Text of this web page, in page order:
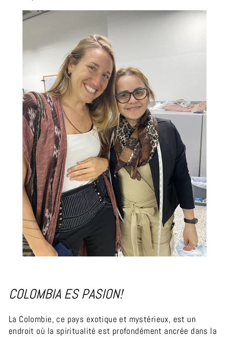
COLOMBIA ES PASION!
La Colombie, ce pays exotique et mystérieux, est un
endroit où la spiritualité est profondément ancrée dans la